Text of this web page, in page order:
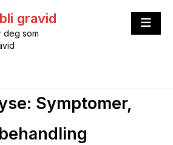
gravid
deg som
Symptomer,